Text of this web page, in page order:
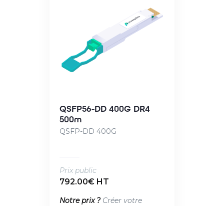
QSFP56-DD 400G DR4
500m
QSFP-DD 400G
Prix public
792.00€ HT
Notre prix ? Créer votre